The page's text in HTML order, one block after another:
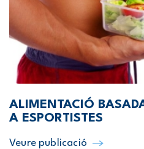
ALIMENTACIÓ
A ESPORTISTES
Veure publicació